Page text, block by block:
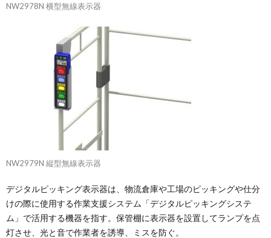
NW2978N 横型無線表示器
NW2979N 縦型無線表示器
デジタルピッキング表示器は、物流倉庫や工場のピッキングや仕分
けの際に使用する作業支援システム「デジタルピッキングシステ
ム」で活用する機器を指す。保管棚に表示器を設置してランプを点
灯させ、光と音で作業者を誘導、ミスを防ぐ。